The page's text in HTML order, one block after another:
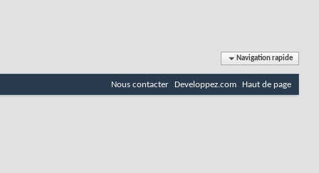
Navigation rapide
Nous contacter Developpez.com Haut de page